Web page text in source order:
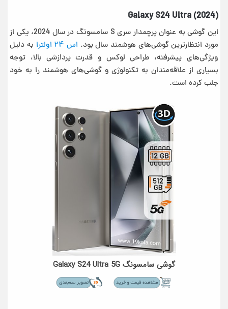
Galaxy S24 Ultra (2024)
این گوشی به عنوان پرچمدار سری S سامسونگ در سال 2024، یکی از
مورد انتظارترین گوشی‌های هوشمند سال بود. اس ۲۴ اولترا
به دلیل
ویژگی‌های پیشرفته، طراحی لوکس و قدرت پردازشی بالا، توجه
بسیاری از علاقه‌مندان به تکنولوژی و گوشی‌های هوشمند را به خود
جلب کرده است.
گوشی سامسونگ Galaxy S24 Ultra 5G